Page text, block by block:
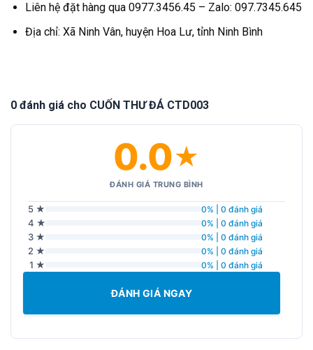
Liên hệ đặt hàng qua 0977.3456.45 – Zalo: 097.7345.645
Địa chỉ: Xã Ninh Vân, huyện Hoa Lư, tỉnh Ninh Bình
0 đánh giá cho CUỐN THƯ ĐÁ CTD003
0.0★
ĐÁNH GIÁ TRUNG BÌNH
5 ★ 0% | 0 đánh giá
4 ★ 0% | 0 đánh giá
3 ★ 0% | 0 đánh giá
2 ★ 0% | 0 đánh giá
1 ★ 0% | 0 đánh giá
ĐÁNH GIÁ NGAY